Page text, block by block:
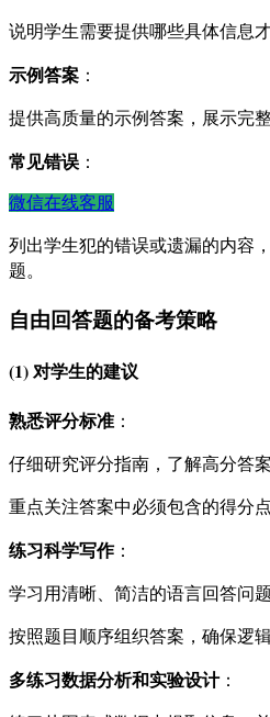
说明学生需要提供哪些具体信息
示例答案 ：
提供高质量的示例答案，展示完
常见错误 ：
微信在线客服
列出学生犯的错误或遗漏的内容
题。
自由回答题的备考策略
(1) 对学生的建议
熟悉评分标准 ：
仔细研究评分指南，了解高分答案
重点关注答案中必须包含的得分点
练习科学写作：
学习用清晰、简洁的语言回答问
按照题目顺序组织答案，确保逻辑
多练习数据分析和实验设计：